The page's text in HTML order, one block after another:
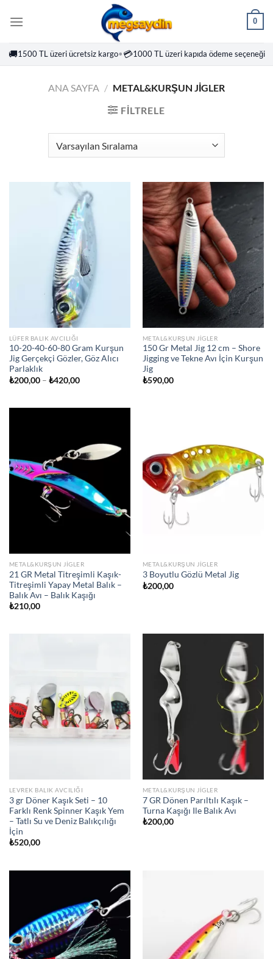
atla
0
🚚1500 TL üzeri ücretsiz kargo•💳1000 TL üzeri kapıda ödeme seçeneği
ANA SAYFA / METAL&KURŞUN JIGLER
FILTRELE
LÜFER BALIK AVCILIĞI
10-20-40-60-80 Gram Kurşun
Jig Gerçekçi Gözler, Göz Alıcı
Parlaklık
₺200,00 – ₺420,00Fiyat
METAL&KURŞUN JIGLER
150 Gr Metal Jig 12 cm – Shore
Jigging ve Tekne Avı İçin Kurşun
Jig
₺590,00
METAL&KURŞUN JIGLER
21 GR Metal Titreşimli Kaşık-
Titreşimli Yapay Metal Balık –
Balık Avı – Balık Kaşığı
₺210,00
METAL&KURŞUN JIGLER
3 Boyutlu Gözlü Metal Jig
₺200,00
LEVREK BALIK AVCILIĞI
3 gr Döner Kaşık Seti – 10
Farklı Renk Spinner Kaşık Yem
– Tatlı Su ve Deniz Balıkçılığı
İçin
₺520,00
METAL&KURŞUN JIGLER
7 GR Dönen Parıltılı Kaşık –
Turna Kaşığı Ile Balık Avı
₺200,00